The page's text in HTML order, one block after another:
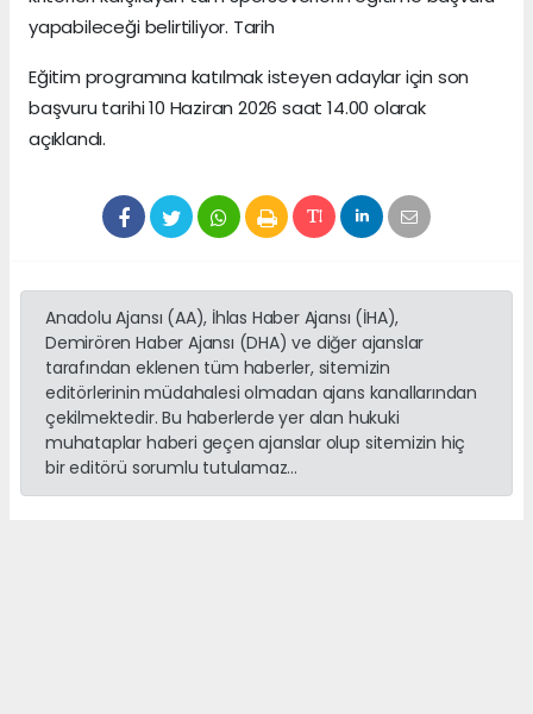
yapabileceği belirtiliyor. Tarih
Eğitim programına katılmak isteyen adaylar için son
başvuru tarihi 10 Haziran 2026 saat 14.00 olarak
açıklandı.
Anadolu Ajansı (AA), İhlas Haber Ajansı (İHA),
Demirören Haber Ajansı (DHA) ve diğer ajanslar
tarafından eklenen tüm haberler, sitemizin
editörlerinin müdahalesi olmadan ajans kanallarından
çekilmektedir. Bu haberlerde yer alan hukuki
muhataplar haberi geçen ajanslar olup sitemizin hiç
bir editörü sorumlu tutulamaz...